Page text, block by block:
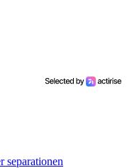
separationen